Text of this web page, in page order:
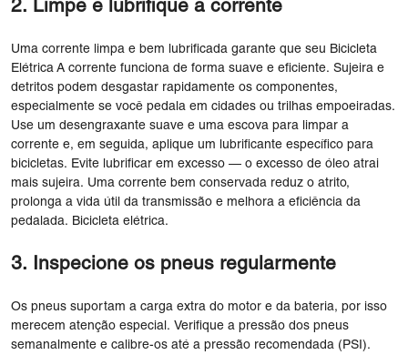
2. Limpe e lubrifique a corrente
Uma corrente limpa e bem lubrificada garante que seu Bicicleta
Elétrica A corrente funciona de forma suave e eficiente. Sujeira e
detritos podem desgastar rapidamente os componentes,
especialmente se você pedala em cidades ou trilhas empoeiradas.
Use um desengraxante suave e uma escova para limpar a
corrente e, em seguida, aplique um lubrificante específico para
bicicletas. Evite lubrificar em excesso — o excesso de óleo atrai
mais sujeira. Uma corrente bem conservada reduz o atrito,
prolonga a vida útil da transmissão e melhora a eficiência da
pedalada. Bicicleta elétrica.
3. Inspecione os pneus regularmente
Os pneus suportam a carga extra do motor e da bateria, por isso
merecem atenção especial. Verifique a pressão dos pneus
semanalmente e calibre-os até a pressão recomendada (PSI).